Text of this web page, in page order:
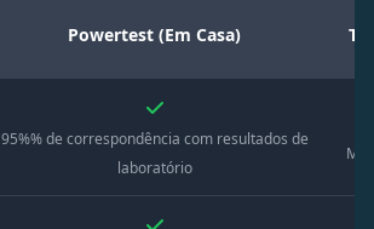
Powertest (Em Casa)
95%% de correspondência com resultados de
laboratório